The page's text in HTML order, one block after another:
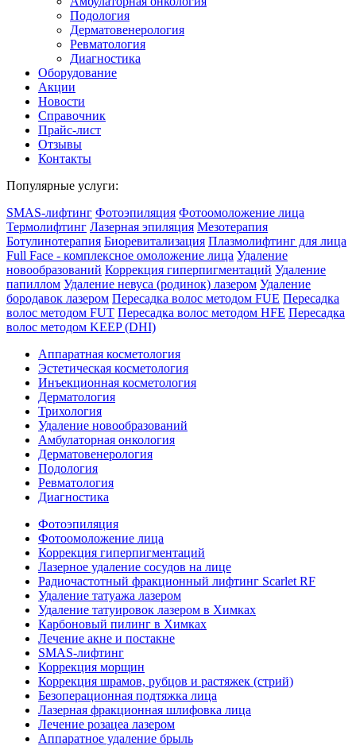
Подология
Дерматовенерология
Ревматология
Диагностика
Оборудование
Акции
Новости
Справочник
Прайс-лист
Отзывы
Контакты
Популярные услуги:
SMAS-лифтинг Фотоэпиляция Фотоомоложение лица
Термолифтинг Лазерная эпиляция Мезотерапия
Ботулинотерапия Биоревитализация Плазмолифтинг для лица
Full Face - комплексное омоложение лица Удаление
новообразований Коррекция гиперпигментаций Удаление
папиллом Удаление невуса (родинок) лазером Удаление
бородавок лазером Пересадка волос методом FUE Пересадка
волос методом FUT Пересадка волос методом HFE Пересадка
волос методом KEEP (DHI)
Аппаратная косметология
Эстетическая косметология
Инъекционная косметология
Дермато­логия
Трихология
Удаление новообразований
Амбулаторная онкология
Дерматовенерология
Подология
Ревматология
Диагностика
Фотоэпиляция
Фотоомоложение лица
Коррекция гиперпигментаций
Лазерное удаление сосудов на лице
Радиочастотный фракционный лифтинг Scarlet RF
Удаление татуажа лазером
Удаление татуировок лазером в Химках
Карбоновый пилинг в Химках
Лечение акне и постакне
SMAS-лифтинг
Коррекция морщин
Коррекция шрамов, рубцов и растяжек (стрий)
Безоперационная подтяжка лица
Лазерная фракционная шлифовка лица
Лечение розацеа лазером
Аппаратное удаление брыль